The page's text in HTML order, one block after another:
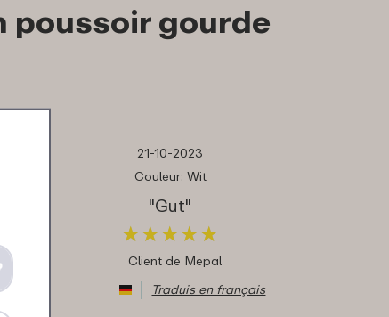
poussoir gourde
21-10-2023
Couleur: Wit
"Gut"
★★★★★
★★★★★
Client de Mepal
Traduis en français